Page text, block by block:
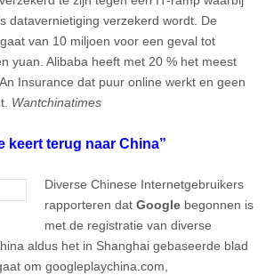
datavernietiging verzekerd wordt. De
van 10 miljoen voor een geval tot
yuan. Alibaba heeft met 20 % het meest
Insurance dat puur online werkt en geen
Wantchinatimes
keert terug naar China”
Diverse Chinese Internetgebruikers
rapporteren dat Google begonnen is
met de registratie van diverse
aldus het in Shanghai gebaseerde blad
om googleplaychina.com,